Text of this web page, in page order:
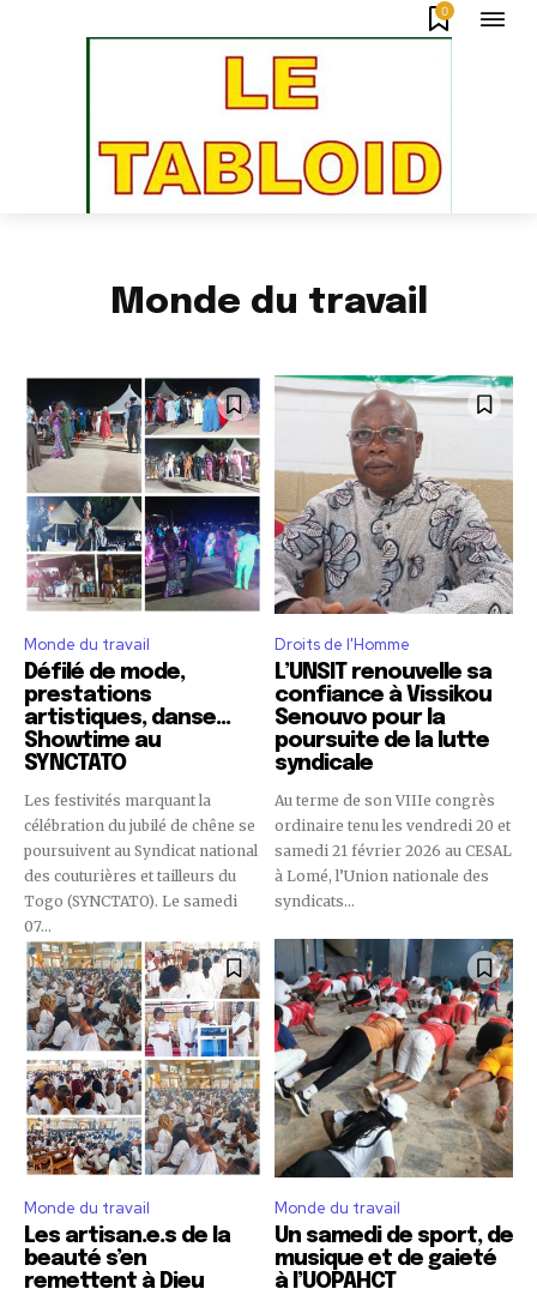
0
Monde du travail
Monde du travail
Défilé de mode,
prestations
artistiques, danse…
Showtime au
SYNCTATO
Les festivités marquant la
célébration du jubilé de chêne se
poursuivent au Syndicat national
des couturières et tailleurs du
Togo (SYNCTATO). Le samedi
07...
Droits de l'Homme
L’UNSIT renouvelle sa
confiance à Vissikou
Senouvo pour la
poursuite de la lutte
syndicale
Au terme de son VIIIe congrès
ordinaire tenu les vendredi 20 et
samedi 21 février 2026 au CESAL
à Lomé, l’Union nationale des
syndicats...
Monde du travail
Les artisan.e.s de la
beauté s’en
remettent à Dieu
Monde du travail
Un samedi de sport, de
musique et de gaieté
à l’UOPAHCT